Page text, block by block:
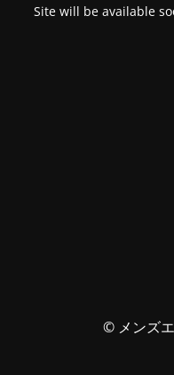
Site will be available
© メンズ